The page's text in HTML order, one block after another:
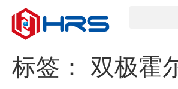
标签： 双极霍